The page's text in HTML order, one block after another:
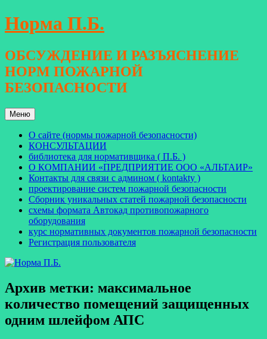
Перейти
к
Норма П.Б.
ОБСУЖДЕНИЕ И РАЗЪЯСНЕНИЕ
НОРМ ПОЖАРНОЙ
БЕЗОПАСНОСТИ
Меню
О сайте (нормы пожарной безопасности)
КОНСУЛЬТАЦИИ
библиотека для нормативщика ( П.Б. )
О КОМПАНИИ «ПРЕДПРИЯТИЕ ООО «АЛЬТАИР»
Контакты для связи с админом ( kontakty )
проектирование систем пожарной безопасности
Сборник уникальных статей пожарной безопасности
схемы формата Автокад противопожарного
оборудования
курс нормативных документов пожарной безопасности
Регистрация пользователя
Архив метки: максимальное
количество помещений защищенных
одним шлейфом АПС